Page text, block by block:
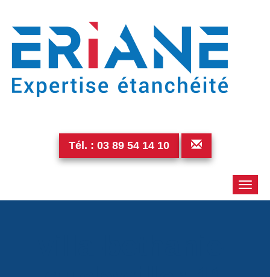
Tél. : 03 89 54 14 10
Toggle